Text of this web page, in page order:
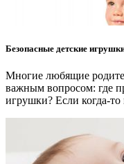
Безопасные детские
Многие любящие
важным вопросом: где
игрушки? Если когда-